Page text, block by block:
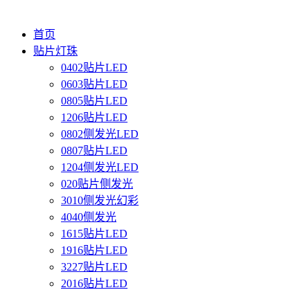
首页
贴片灯珠
0402贴片LED
0603贴片LED
0805贴片LED
1206贴片LED
0802侧发光LED
0807贴片LED
1204侧发光LED
020贴片侧发光
3010侧发光幻彩
4040侧发光
1615贴片LED
1916贴片LED
3227贴片LED
2016贴片LED